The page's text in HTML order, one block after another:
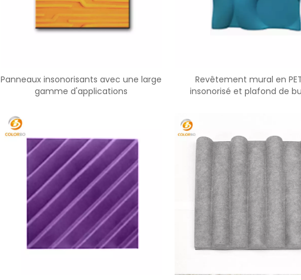
Panneaux insonorisants avec une large
gamme d'applications
Revêtement mural en
insonorisé et plafond de